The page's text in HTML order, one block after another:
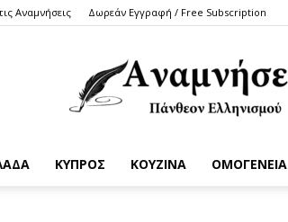
Αναμνήσεις Δωρεάν Εγγραφή / Free Subscription
ΚΥΠΡΟΣ ΚΟΥΖΙΝΑ ΟΜΟΓΕΝΕΙΑ